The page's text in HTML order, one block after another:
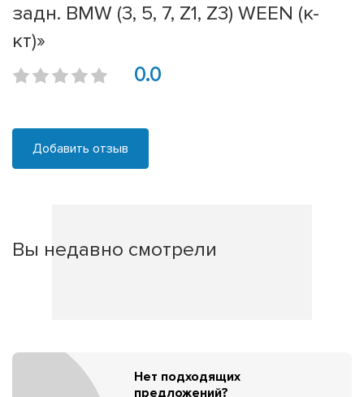
задн. BMW (3, 5, 7, Z1, Z3) WEEN (к-
кт)»
0.0
Добавить отзыв
Вы недавно смотрели
Нет подходящих
предложений?